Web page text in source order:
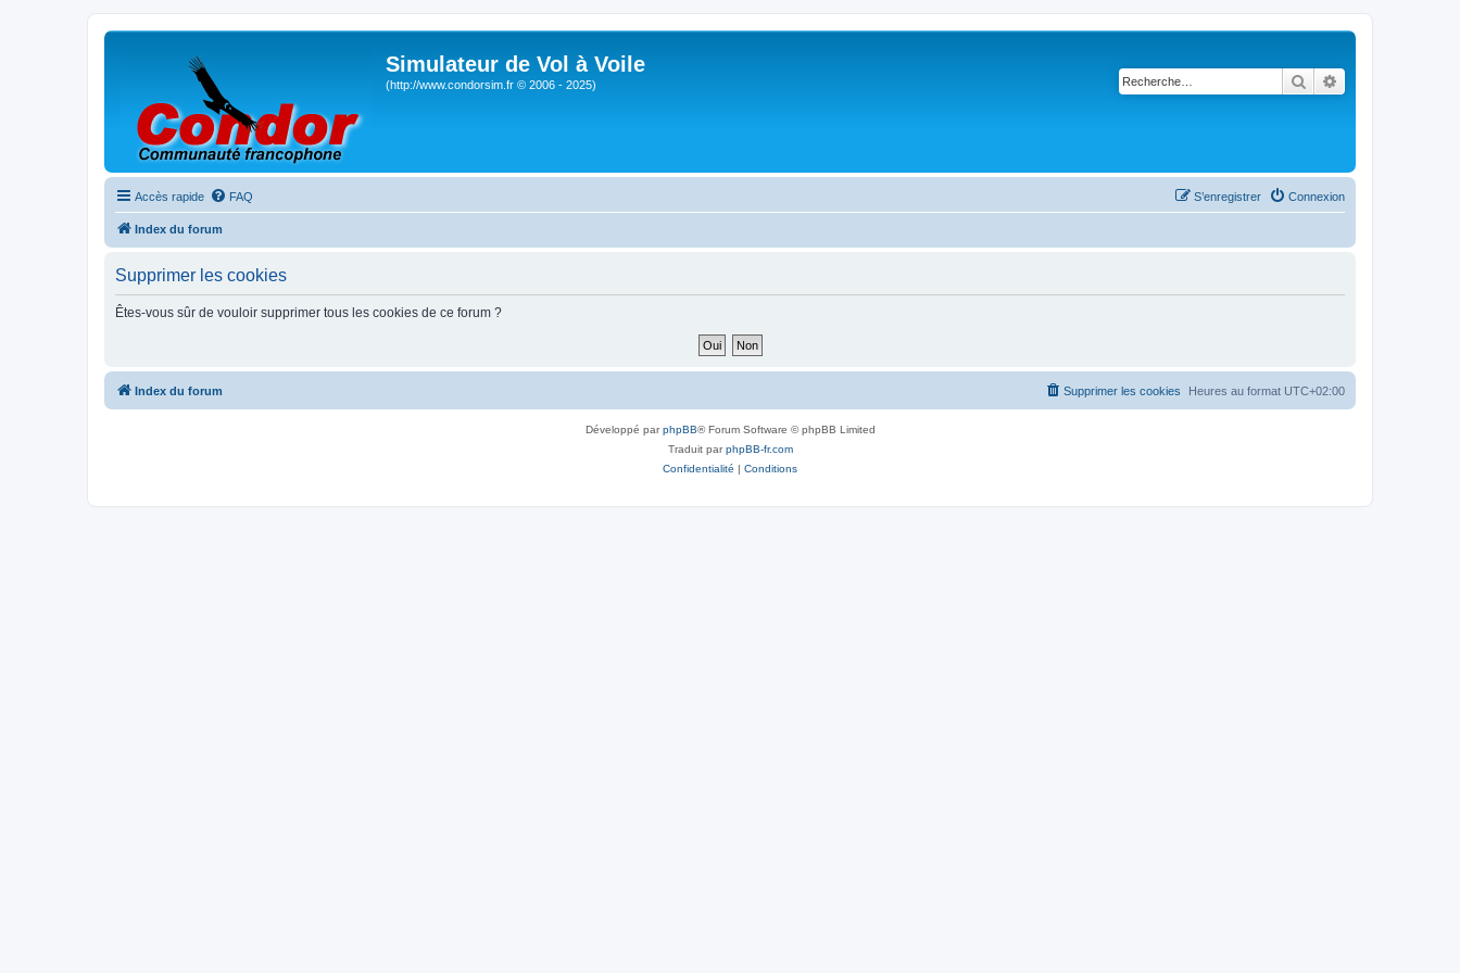
Simulateur de Vol à Voile
(http://www.condorsim.fr © 2006 - 2025) Rechercher
Accès rapide FAQ Connexion
S’enregistrer
Index du forum
Supprimer les cookies
Êtes-vous sûr de vouloir supprimer tous les cookies de ce forum ?
Index du forum Heures au format UTC+02:00
Supprimer les cookies
Développé parphpBB® Forum Software © phpBB Limited
Traduit parphpBB-fr.com
Confidentialité | Conditions